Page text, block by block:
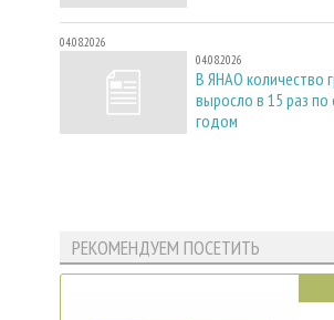
04.08.2026
04.08.2026
В ЯНАО количество
выросло в 15 раз
годом
РЕКОМЕНДУЕМ ПОСЕТИТЬ